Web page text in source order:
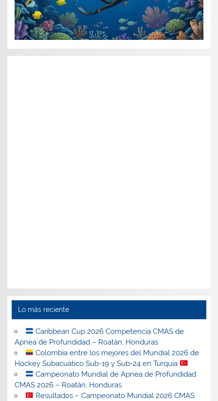
Lo más reciente
Caribbean Cup 2026 Competencia CMAS de
Apnea de Profundidad – Roatán, Honduras
Colombia entre los mejores del Mundial 2026 de
Hockey Subacuático Sub-19 y Sub-24 en Turquía
Campeonato Mundial de Apnea de Profundidad
CMAS 2026 – Roatán, Honduras
Resultados – Campeonato Mundial 2026 CMAS